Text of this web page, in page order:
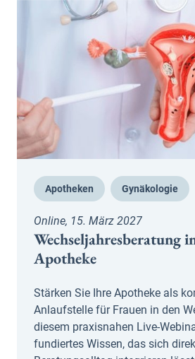
Apotheken Gynäkologie
Online, 15. März 2027
Wechseljahresberatung
Apotheke
Stärken Sie Ihre Apotheke als
Anlaufstelle für Frauen in den
diesem praxisnahen Live-
fundiertes Wissen, das sich